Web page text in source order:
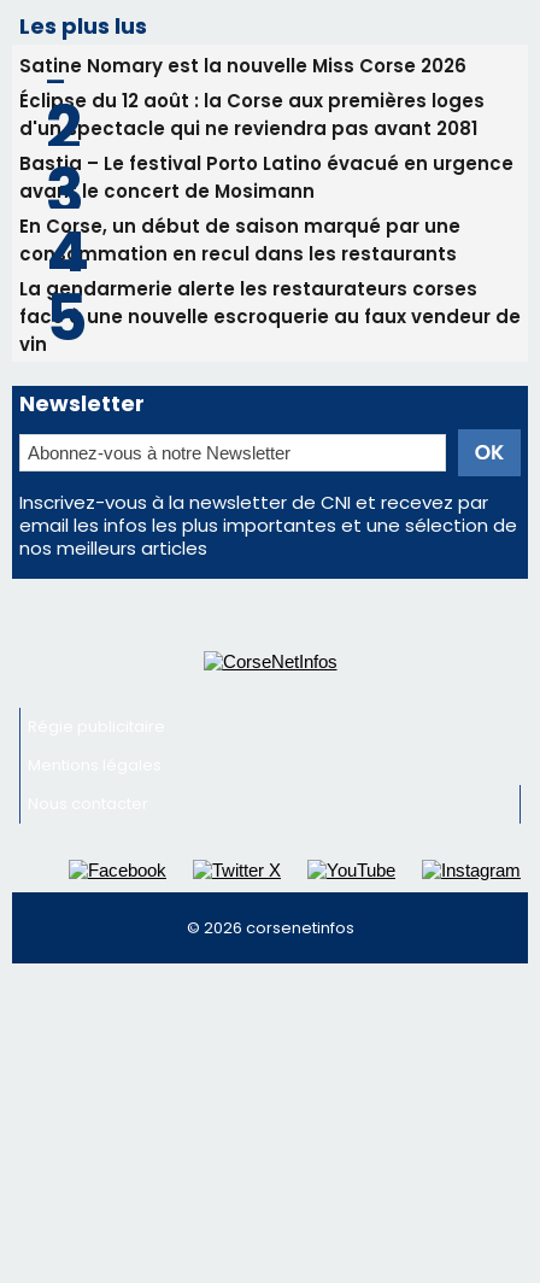
face à une nouvelle escroquerie au faux vendeur de
vin
Newsletter
Inscrivez-vous à la newsletter de CNI et recevez par
email les infos les plus importantes et une sélection de
nos meilleurs articles
Régie publicitaire
Nous contacter
© 2026 corsenetinfos